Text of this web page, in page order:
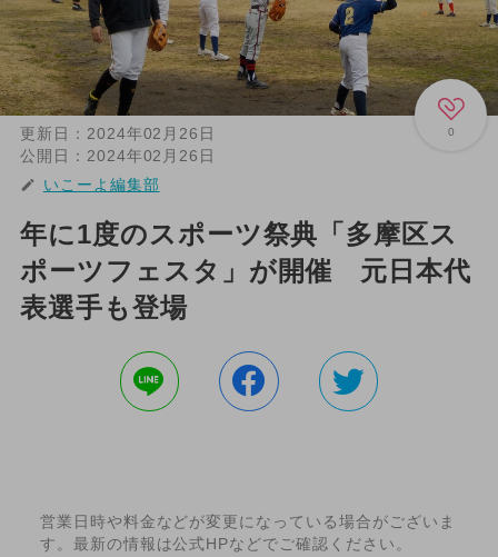
0
更新日： 2024年02月26日
公開日： 2024年02月26日
いこーよ編集部
年に1度のスポーツ祭典「多摩区ス
ポーツフェスタ」が開催 元日本代
表選手も登場
営業日時や料金などが変更になっている場合がございま
す。最新の情報は公式HPなどでご確認ください。